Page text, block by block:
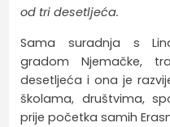
od tri desetljeća.
Sama suradnja s
gradom Njemačke,
desetljeća i ona je
školama, društvima,
prije početka samih